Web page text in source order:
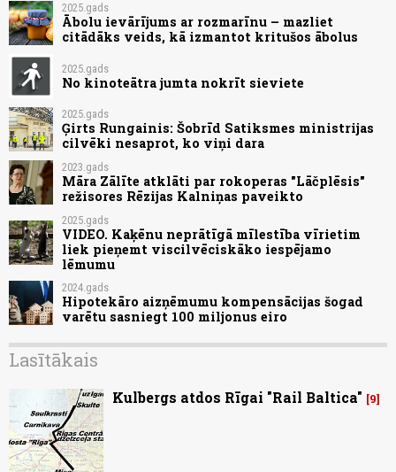
2025.gads
Ābolu ievārījums ar rozmarīnu – mazliet
citādāks veids, kā izmantot kritušos ābolus
2025.gads
No kinoteātra jumta nokrīt sieviete
2025.gads
Ģirts Rungainis: Šobrīd Satiksmes ministrijas
cilvēki nesaprot, ko viņi dara
2023.gads
Māra Zālīte atklāti par rokoperas "Lāčplēsis"
režisores Rēzijas Kalniņas paveikto
2025.gads
VIDEO. Kaķēnu neprātīgā mīlestība vīrietim
liek pieņemt viscilvēciskāko iespējamo
lēmumu
2024.gads
Hipotekāro aizņēmumu kompensācijas šogad
varētu sasniegt 100 miljonus eiro
Lasītākais
Kulbergs atdos Rīgai "Rail Baltica" 9